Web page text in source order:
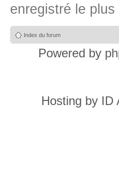
enregistré le
Index du forum
Powered by
Hosting by ID